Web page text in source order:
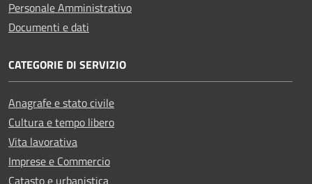
Personale Amministrativo
Documenti e dati
CATEGORIE DI SERVIZIO
Anagrafe e stato civile
Cultura e tempo libero
Vita lavorativa
Imprese e Commercio
Catasto e urbanistica